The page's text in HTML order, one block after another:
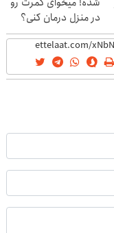
در منزل درمان کنی؟
((پرسش‌نامه))